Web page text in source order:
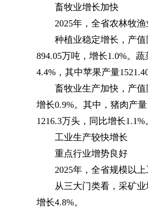
畜牧业增长加快
2025年，全省农林牧渔
种植业稳定增长，产
894.05万吨，增长1.0%。
4.4%，其中苹果产量
畜牧业生产加快，产
增长0.9%。其中，猪肉产
1216.3万头，同比增长1.1%
工业生产较快增长
重点行业增势良好
2025年，全省规模以上
从三大门类看，采矿
增长4.8%。